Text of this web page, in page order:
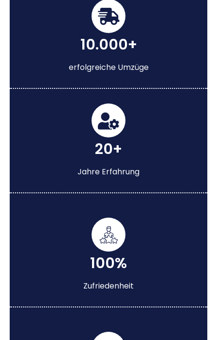
10.000+
erfolgreiche Umzüge
20+
Jahre Erfahrung
100%
Zufriedenheit